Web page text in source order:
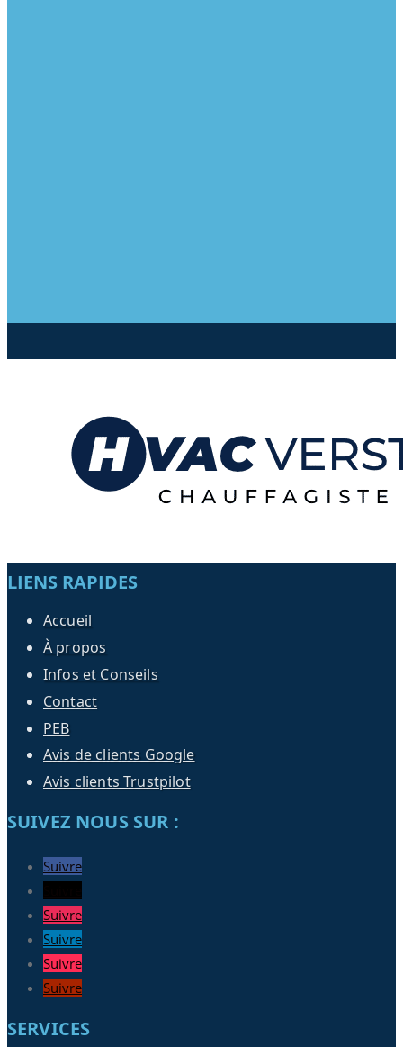
LIENS RAPIDES
Accueil
À propos
Infos et Conseils
Contact
PEB
Avis de clients Google
Avis clients Trustpilot
SUIVEZ NOUS SUR :
Suivre
Suivre
Suivre
Suivre
Suivre
SERVICES